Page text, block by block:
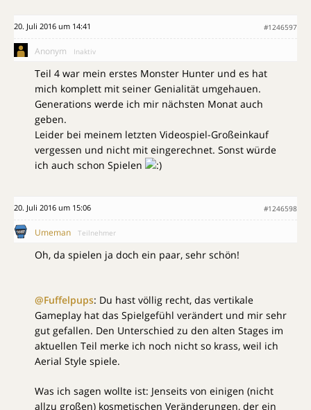
20. Juli 2016 um 14:41 #1246597
Anonym Inaktiv
Teil 4 war mein erstes Monster Hunter und es hat
mich komplett mit seiner Genialität umgehauen.
Generations werde ich mir nächsten Monat auch
geben.
Leider bei meinem letzten Videospiel-Großeinkauf
vergessen und nicht mit eingerechnet. Sonst würde
ich auch schon Spielen
20. Juli 2016 um 15:06 #1246598
Umeman Teilnehmer
Oh, da spielen ja doch ein paar, sehr schön!
@Fuffelpups: Du hast völlig recht, das vertikale
Gameplay hat das Spielgefühl verändert und mir sehr
gut gefallen. Den Unterschied zu den alten Stages im
aktuellen Teil merke ich noch nicht so krass, weil ich
Aerial Style spiele.
Was ich sagen wollte ist: Jenseits von einigen (nicht
allzu großen) kosmetischen Veränderungen, der ein